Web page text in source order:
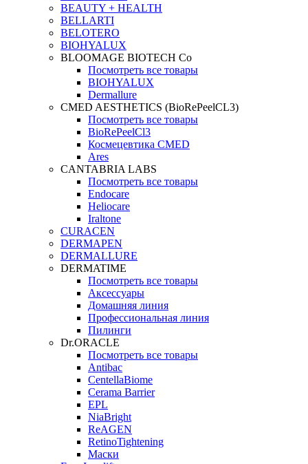
BEAUTY + HEALTH
BELLARTI
BELOTERO
BIOHYALUX
BLOOMAGE BIOTECH Co
Посмотреть все товары
BIOHYALUX
Dermallure
CMED AESTHETICS (BioRePeelCL3)
Посмотреть все товары
BioRePeelCl3
Космецевтика CMED
Ares
CANTABRIA LABS
Посмотреть все товары
Endocare
Heliocare
Iraltone
CURACEN
DERMAPEN
DERMALLURE
DERMATIME
Посмотреть все товары
Аксессуары
Домашняя линия
Профессиональная линия
Пилинги
Dr.ORACLE
Посмотреть все товары
Antibac
CentellaBiome
Cerama Barrier
EPL
NiaBright
ReAGEN
RetinoTightening
Маски